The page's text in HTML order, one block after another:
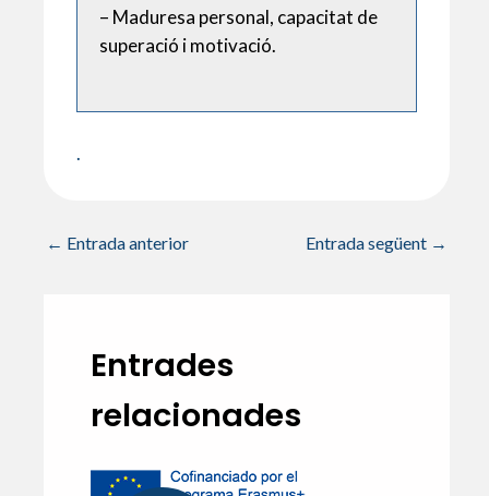
– Maduresa personal, capacitat de
superació i motivació.
.
← Entrada anterior Entrada següent →
Entrades
relacionades